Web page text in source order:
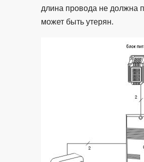
длина провода не должна
может быть утерян.